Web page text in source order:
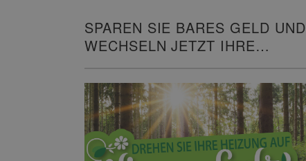
SPAREN SIE BARES GELD UND
WECHSELN JETZT IHRE